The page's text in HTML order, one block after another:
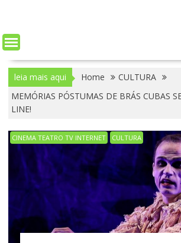
leia mais aqui Home
CULTURA
MEMÓRIAS PÓSTUMAS DE BRÁS CUBAS
LINE!
CINEMA TEATRO TV INTERNET CULTURA